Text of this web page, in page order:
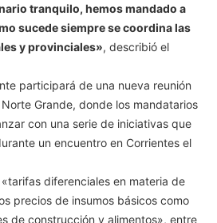
tranquilo, hemos mandado a
sucede siempre se coordina las
y provinciales», describió el
participará de una nueva reunión
Grande, donde los mandatarios
con una serie de iniciativas que
un encuentro en Corrientes el
diferenciales en materia de
precios de insumos básicos como
de construcción y alimentos», entre